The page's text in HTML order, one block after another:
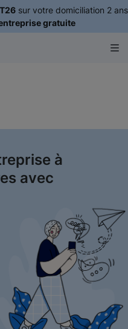
sur votre domiciliation 2 ans
gratuite
à
avec